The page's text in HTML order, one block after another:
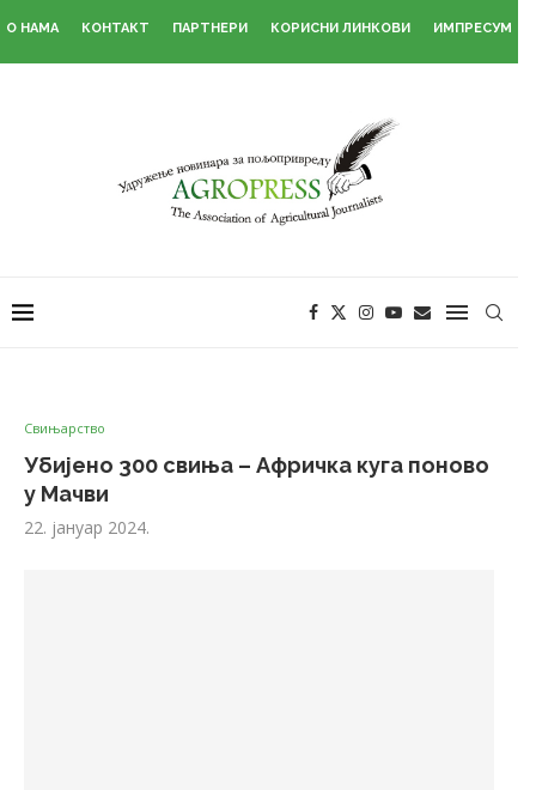
О НАМА КОНТАКТ ПАРТНЕРИ КОРИСНИ ЛИНКОВИ ИМПРЕСУМ
Свињарство
Убијено 300 свиња – Афричка куга поново
у Мачви
22. јануар 2024.